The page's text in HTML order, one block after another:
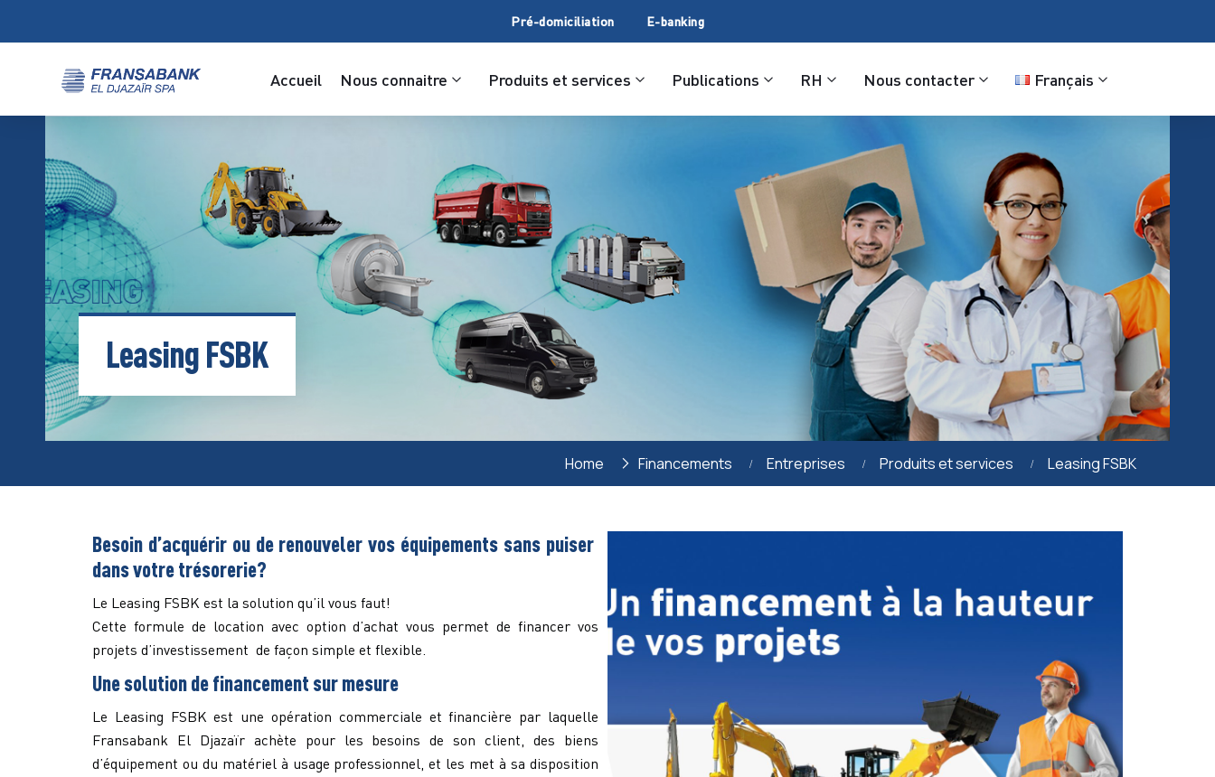
Pré-domiciliation E-banking
Accueil Nous connaitre Produits et services Publications RH Nous contacter Français
Leasing FSBK
Home Financements Entreprises Produits et services Leasing FSBK
Besoin d’acquérir ou de renouveler vos équipements sans puiser
dans votre trésorerie?
Le Leasing FSBK est la solution qu’il vous faut!
Cette formule de location avec option d’achat vous permet de financer vos
projets d’investissement de façon simple et flexible.
Une solution de financement sur mesure
Le Leasing FSBK est une opération commerciale et financière par laquelle
Fransabank El Djazaïr achète pour les besoins de son client, des biens
d’équipement ou du matériel à usage professionnel, et les met à sa disposition